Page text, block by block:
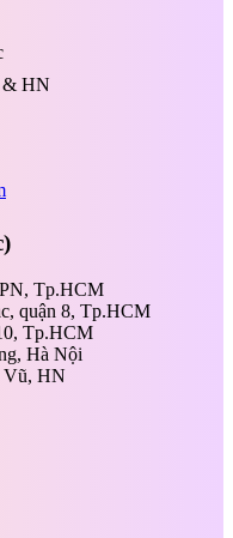
& HN
Tp.HCM
quận 8, Tp.HCM
Tp.HCM
Hà Nội
Vũ, HN